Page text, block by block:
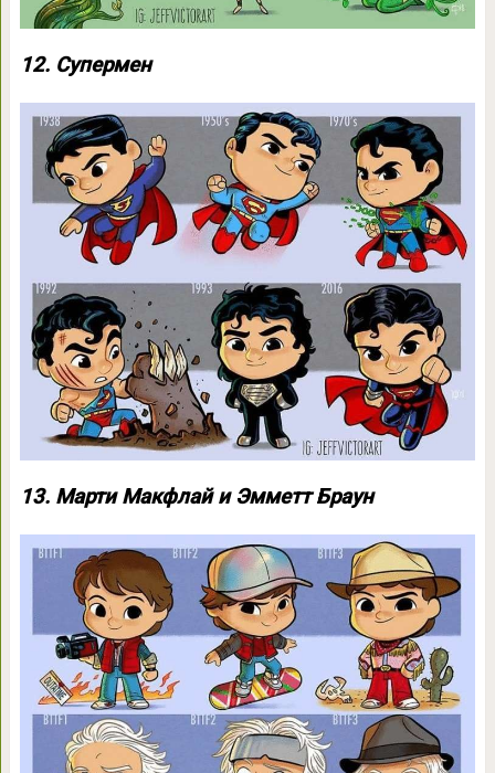
12. Супермен
13. Марти Макфлай и Эмметт Браун